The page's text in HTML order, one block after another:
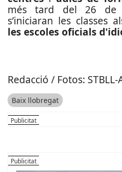
més tard del 26 de
s’iniciaran les classes
les escoles oficials
Redacció / Fotos: STBLL-
Baix llobregat